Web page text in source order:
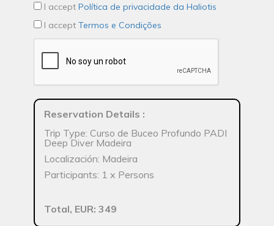
I accept Política de privacidade da Haliotis
I accept Termos e Condições
Reservation Details :
Trip Type: Curso de Buceo Profundo PADI
Deep Diver Madeira
Localización: Madeira
Participants: 1 x Persons
Total, EUR: 349